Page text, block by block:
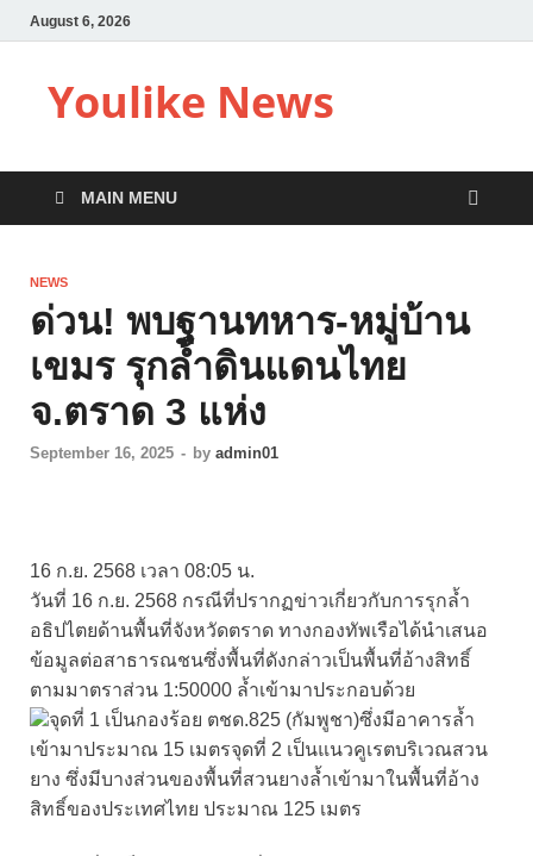
August 6, 2026
Youlike News
MAIN MENU
NEWS
ด่วน! พบฐานทหาร-หมู่บ้าน
เขมร รุกลํ้าดินแดนไทย
จ.ตราด 3 แห่ง
September 16, 2025 - by admin01
16 ก.ย. 2568 เวลา 08:05 น.
วันที่ 16 ก.ย. 2568 กรณีที่ปรากฏข่าวเกี่ยวกับการรุกล้ำ
อธิปไตยด้านพื้นที่จังหวัดตราด ทางกองทัพเรือได้นำเสนอ
ข้อมูลต่อสาธารณชนซึ่งพื้นที่ดังกล่าวเป็นพื้นที่อ้างสิทธิ์
ตามมาตราส่วน 1:50000 ล้ำเข้ามาประกอบด้วย
จุดที่ 1 เป็นกองร้อย ตชด.825 (กัมพูชา)ซึ่งมีอาคารล้ำ
เข้ามาประมาณ 15 เมตรจุดที่ 2 เป็นแนวคูเรตบริเวณสวน
ยาง ซึ่งมีบางส่วนของพื้นที่สวนยางล้ำเข้ามาในพื้นที่อ้าง
สิทธิ์ของประเทศไทย ประมาณ 125 เมตร